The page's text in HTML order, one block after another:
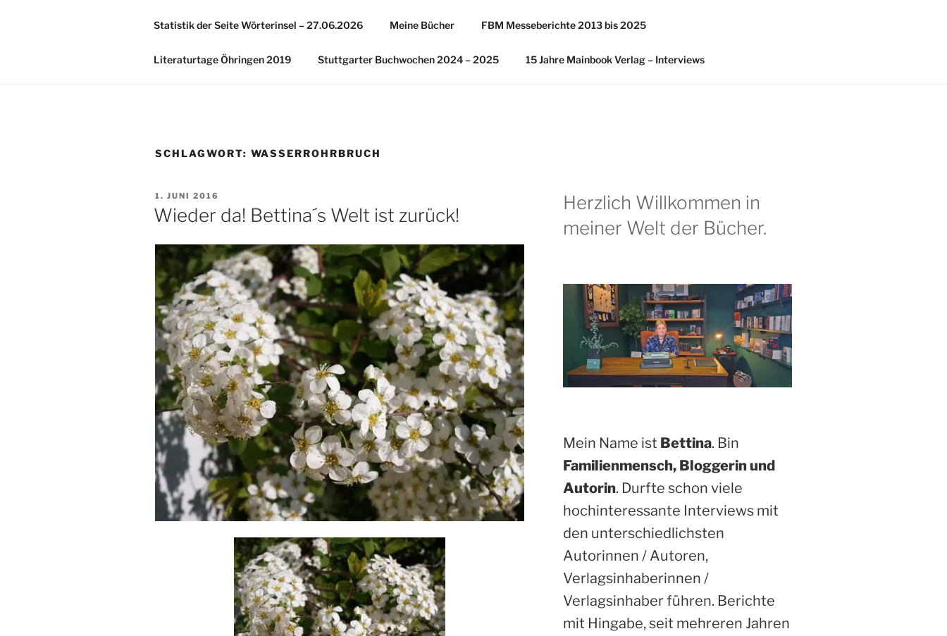
Statistik der Seite Wörterinsel – 27.06.2026 Meine Bücher FBM Messeberichte 2013 bis 2025
Literaturtage Öhringen 2019 Stuttgarter Buchwochen 2024 – 2025 15 Jahre Mainbook Verlag – Interviews
SCHLAGWORT: WASSERROHRBRUCH
VERÖFFENTLICHT
AM
1. JUNI 2016
Wieder da! Bettina´s Welt ist zurück!
Herzlich Willkommen in
meiner Welt der Bücher.
Mein Name ist Bettina. Bin
Familienmensch, Bloggerin und
Autorin. Durfte schon viele
hochinteressante Interviews mit
den unterschiedlichsten
Autorinnen / Autoren,
Verlagsinhaberinnen /
Verlagsinhaber führen. Berichte
mit Hingabe, seit mehreren Jahren